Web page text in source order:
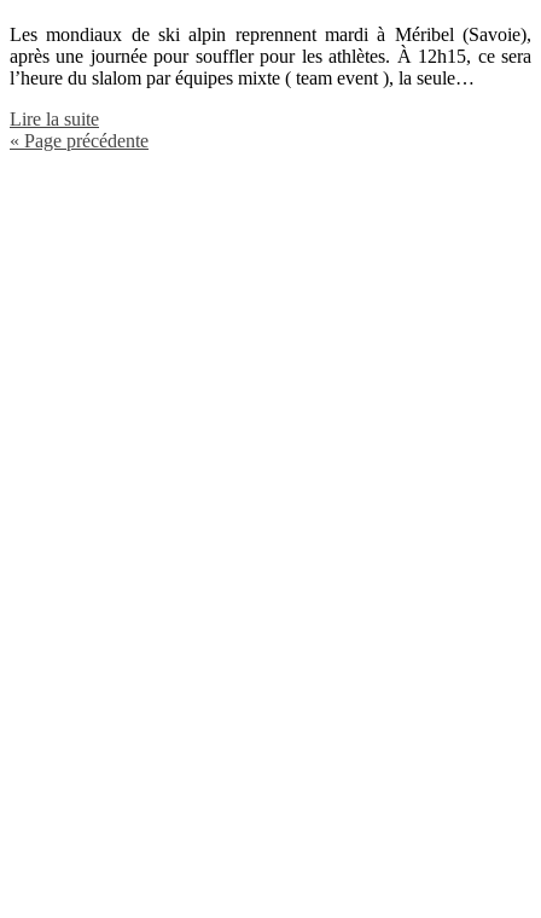
Les mondiaux de ski alpin reprennent mardi à Méribel (Savoie),
après une journée pour souffler pour les athlètes. À 12h15, ce sera
l’heure du slalom par équipes mixte ( team event ), la seule…
Lire la suite
« Page précédente